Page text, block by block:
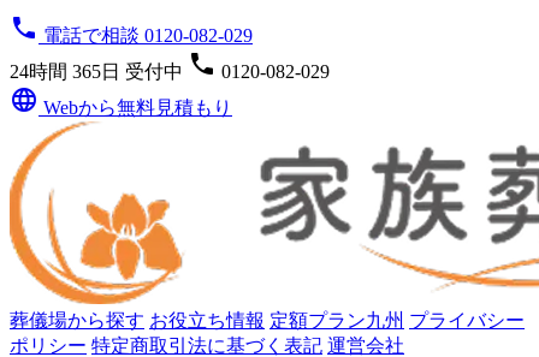
phone 電話で相談 0120-082-029
24時間 365日 受付中 phone 0120-082-029
language Webから無料見積もり
葬儀場から探す お役立ち情報 定額プラン九州 プライバシー
ポリシー 特定商取引法に基づく表記 運営会社